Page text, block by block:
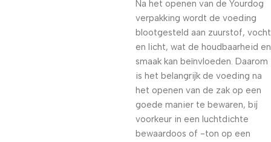
Na het openen van de Yourdog
verpakking wordt de voeding
blootgesteld aan zuurstof, vocht
en licht, wat de houdbaarheid en
smaak kan beïnvloeden. Daarom
is het belangrijk de voeding na
het openen van de zak op een
goede manier te bewaren, bij
voorkeur in een luchtdichte
bewaardoos of -ton op een